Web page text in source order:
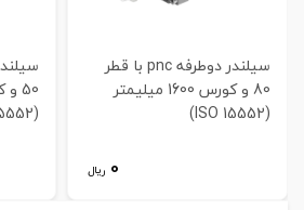
سیلندر دوطرفه pnc با قطر
80 و کورس 1600 میلیمتر
(ISO 15552)
0 ریال
(ISO 15552)